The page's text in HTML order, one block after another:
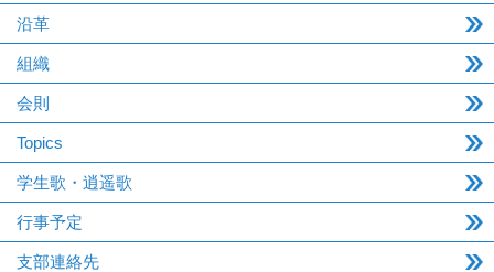
沿革
組織
会則
Topics
学生歌・逍遥歌
行事予定
支部連絡先